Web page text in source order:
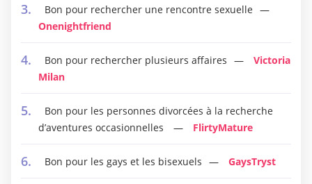
Bon pour rechercher une rencontre sexuelle
Onenightfriend
Bon pour rechercher plusieurs affaires
Victoria
Milan
Bon pour les personnes divorcées à la recherche
d’aventures occasionnelles
FlirtyMature
Bon pour les gays et les bisexuels GaysTryst